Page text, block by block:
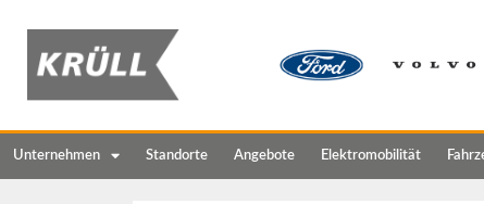
Unternehmen Standorte Angebote Elektromobilität